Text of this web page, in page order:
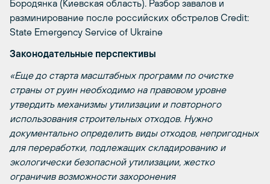
Бородянка (Киевская область). Разбор завалов и
разминирование после российских обстрелов Credit:
State Emergency Service of Ukraine
Законодательные перспективы
«Еще до старта масштабных программ по очистке
страны от руин необходимо на правовом уровне
утвердить механизмы утилизации и повторного
использования строительных отходов. Нужно
документально определить виды отходов, непригодных
для переработки, подлежащих складированию и
экологически безопасной утилизации, жестко
ограничив возможности захоронения